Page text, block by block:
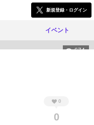
新規登録・ログイン
イベント
674
0
0